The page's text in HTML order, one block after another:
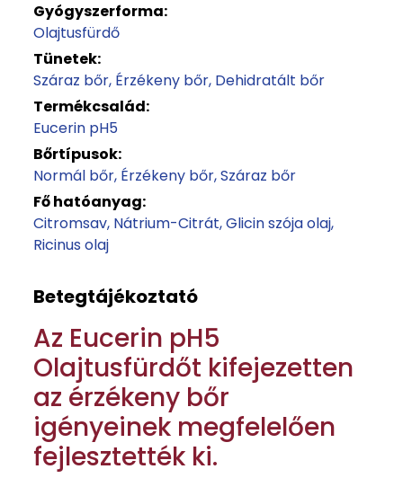
Gyógyszerforma:
Olajtusfürdő
Tünetek:
Száraz bőr Érzékeny bőr Dehidratált bőr
Termékcsalád:
Eucerin pH5
Bőrtípusok:
Normál bőr Érzékeny bőr Száraz bőr
Fő hatóanyag:
Citromsav Nátrium-Citrát Glicin szója olaj
Ricinus olaj
Betegtájékoztató
Az Eucerin pH5
Olajtusfürdőt kifejezetten
az érzékeny bőr
igényeinek megfelelően
fejlesztették ki.